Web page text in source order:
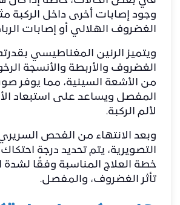
وجود إصابات أخرى داخل الركبة
الغضروف الهلالي أو إصابات
ويتميز الرنين المغناطيسي
الغضروف والأربطة والأنسجة
من الأشعة السينية، مما يوفر
المفصل ويساعد على استبعاد
لألم الركبة.
وبعد الانتهاء من الفحص
التصويرية، يتم تحديد درجة
خطة العلاج المناسبة وفقًا
تأثر الغضروف، والمفصل.